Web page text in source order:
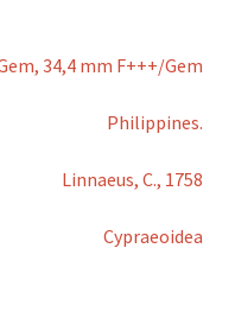
34,4 mm F+++/Gem
Philippines.
Linnaeus, C., 1758
Cypraeoidea